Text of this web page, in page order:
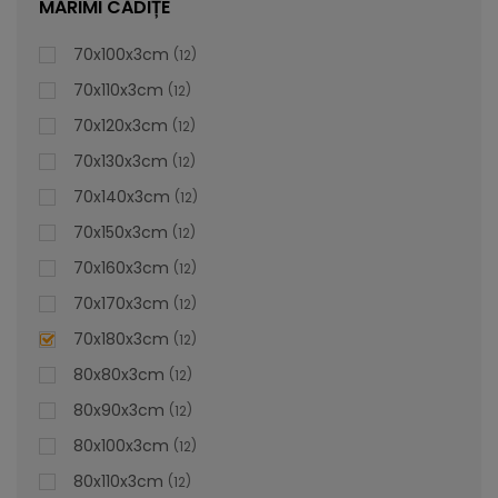
MĂRIMI CĂDIȚE
70x100x3cm 12
70x110x3cm 12
70x120x3cm 12
70x130x3cm 12
70x140x3cm 12
70x150x3cm 12
70x160x3cm 12
70x170x3cm 12
70x180x3cm 12
80x80x3cm 12
80x90x3cm 12
80x100x3cm 12
80x110x3cm 12